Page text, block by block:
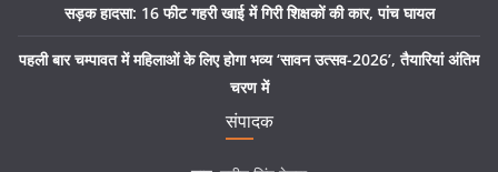
सड़क हादसा: 16 फीट गहरी खाई में गिरी शिक्षकों की कार, पांच घायल
पहली बार चम्पावत में महिलाओं के लिए होगा भव्य ‘सावन उत्सव-2026’, तैयारियां अंतिम
चरण में
संपादक